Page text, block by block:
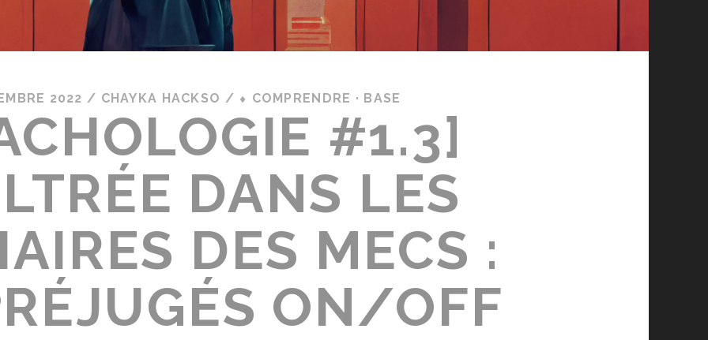
2022 / CHAYKA HACKSO / ⬧ COMPRENDRE · BASE
#1.3]
DANS LES
DES MECS :
ON/OFF